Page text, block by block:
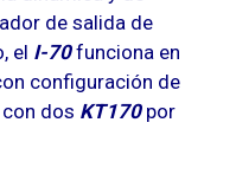
de salida de
el I-70funciona en
configuración de
dos KT170por